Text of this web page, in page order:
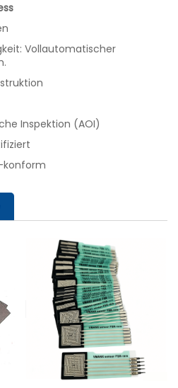
Vollautomatischer
Inspektion (AOI)
konform